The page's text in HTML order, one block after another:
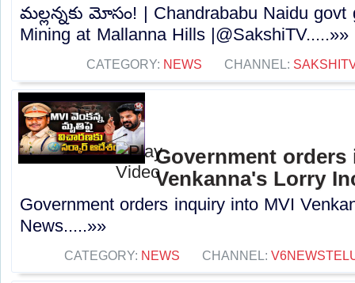
మల్లన్నకు మోసం! | Chandrababu Naidu govt
Mining at Mallanna Hills |@SakshiTV.....»»
CATEGORY: NEWS CHANNEL:
Government
Venkanna's Lorry
Government orders inquiry into MVI
News.....»»
CATEGORY: NEWS CHANNEL: